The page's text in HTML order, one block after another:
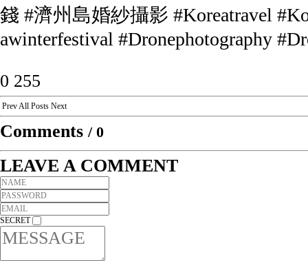
錢 #濟州島婚紗攝影 #Koreatravel
awinterfestival #Dronephotography
0 255
Prev All Posts Next
Comments /0
LEAVE A COMMENT
SECRET